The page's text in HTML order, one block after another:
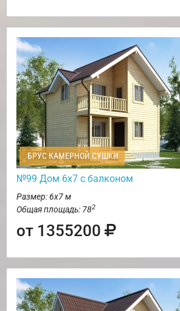
БРУС КАМЕРНОЙ СУШКИ
№99 Дом 6х7 с балконом
Размер: 6х7 м
Общая площадь: 782
от 1355200